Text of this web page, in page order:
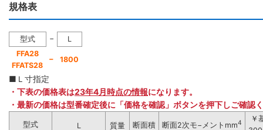
規格表
型式 −
L
FFA28
FFATS28
− 1800
■Ｌ寸指定
・下表の価格表は23年4月時点の情報になります。
・最新の価格は型番確定後に「価格を確認」ボタンを押下しご確認
型式
L
質量
断面積
断面2次モ−メントmm4
￥